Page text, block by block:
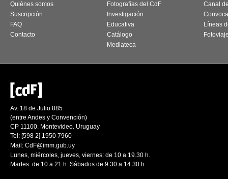
Quiénes somos
Suscripción
FAQ
Contacto
Fotografías del CdF
Investigación
Educativa
Catálogo
Mediateca
Canal
Líneas
Av. 18 de Julio 885
(entre Andes y Convención)
CP 11100. Montevideo. Uruguay
Tel: [598 2] 1950 7960
Mail: CdF@imm.gub.uy
Lunes, miércoles, jueves, viernes: de 10 a 19.30 h.
Martes: de 10 a 21 h. Sábados de 9.30 a 14.30 h.